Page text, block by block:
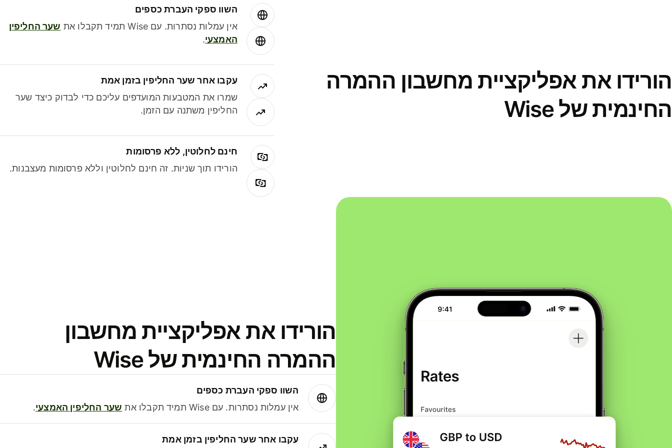
הורידו את אפליקציית מחשבון ההמרה
החינמית של Wise
השוו ספקי העברת כספים
אין עמלות נסתרות. עם Wise תמיד תקבלו את
שער החליפין
האמצעי.
עקבו אחר שער החליפין בזמן אמת
שמרו את המטבעות המועדפים עליכם כדי לבדוק כיצד שער
החליפין משתנה עם הזמן.
חינם לחלוטין, ללא פרסומות
הורידו תוך שניות. זה חינם לחלוטין וללא פרסומות מעצבנות.
הורידו את אפליקציית מחשבון
ההמרה החינמית של Wise
השוו ספקי העברת כספים
אין עמלות נסתרות. עם Wise תמיד תקבלו את
שער החליפין האמצעי.
עקבו אחר שער החליפין בזמן אמת